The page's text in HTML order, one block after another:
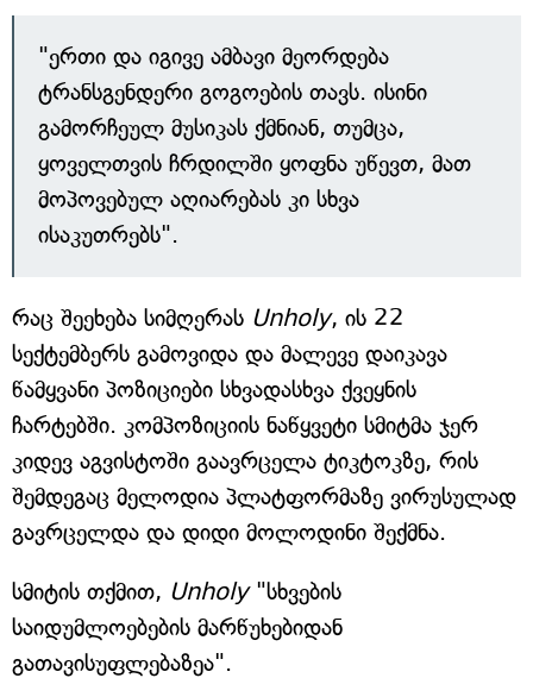
"ერთი და იგივე ამბავი მეორდება
ტრანსგენდერი გოგოების თავს. ისინი
გამორჩეულ მუსიკას ქმნიან, თუმცა,
ყოველთვის ჩრდილში ყოფნა უწევთ, მათ
მოპოვებულ აღიარებას კი სხვა
ისაკუთრებს".
რაც შეეხება სიმღერას Unholy, ის 22
სექტემბერს გამოვიდა და მალევე დაიკავა
წამყვანი პოზიციები სხვადასხვა ქვეყნის
ჩარტებში. კომპოზიციის ნაწყვეტი სმიტმა ჯერ
კიდევ აგვისტოში გაავრცელა ტიკტოკზე, რის
შემდეგაც მელოდია პლატფორმაზე ვირუსულად
გავრცელდა და დიდი მოლოდინი შექმნა.
სმიტის თქმით, Unholy "სხვების
საიდუმლოებების მარწუხებიდან
გათავისუფლებაზეა".